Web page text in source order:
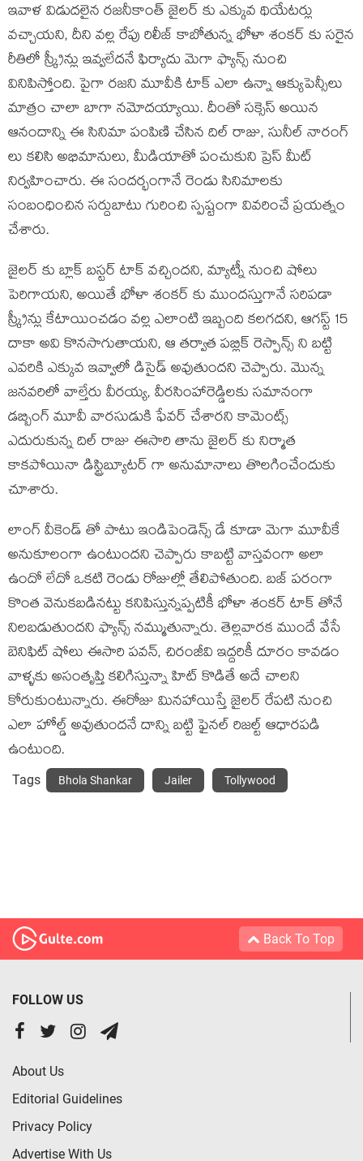
ఇవాళ విడుదలైన రజనీకాంత్ జైలర్ కు ఎక్కువ థియేటర్లు
వచ్చాయని, దీని వల్ల రేపు రిలీజ్ కాబోతున్న భోళా శంకర్ కు సరైన
రీతిలో స్క్రీన్లు ఇవ్వలేదనే ఫిర్యాదు మెగా ఫ్యాన్స్ నుంచి
వినిపిస్తోంది. పైగా రజని మూవీకి టాక్ ఎలా ఉన్నా ఆక్యుపెన్సీలు
మాత్రం చాలా బాగా నమోదయ్యాయి. దీంతో సక్సెస్ అయిన
ఆనందాన్ని ఈ సినిమా పంపిణి చేసిన దిల్ రాజు, సునీల్ నారంగ్
లు కలిసి అభిమానులు, మీడియాతో పంచుకుని ప్రెస్ మీట్
నిర్వహించారు. ఈ సందర్భంగానే రెండు సినిమాలకు
సంబంధించిన సర్దుబాటు గురించి స్పష్టంగా వివరించే ప్రయత్నం
చేశారు.
జైలర్ కు బ్లాక్ బస్టర్ టాక్ వచ్చిందని, మ్యాట్నీ నుంచి షోలు
పెరిగాయని, అయితే భోళా శంకర్ కు ముందస్తుగానే సరిపడా
స్క్రీన్లు కేటాయించడం వల్ల ఎలాంటి ఇబ్బంది కలగదని, ఆగస్ట్ 15
దాకా అవి కొనసాగుతాయని, ఆ తర్వాత పబ్లిక్ రెస్పాన్స్ ని బట్టి
ఎవరికి ఎక్కువ ఇవ్వాలో డిసైడ్ అవుతుందని చెప్పారు. మొన్న
జనవరిలో వాల్తేరు వీరయ్య, వీరసింహారెడ్డిలకు సమానంగా
డబ్బింగ్ మూవీ వారసుడుకి ఫేవర్ చేశారని కామెంట్స్
ఎదురుకున్న దిల్ రాజు ఈసారి తాను జైలర్ కు నిర్మాత
కాకపోయినా డిస్ట్రిబ్యూటర్ గా అనుమానాలు తొలగించేందుకు
చూశారు.
లాంగ్ వీకెండ్ తో పాటు ఇండిపెండెన్స్ డే కూడా మెగా మూవీకే
అనుకూలంగా ఉంటుందని చెప్పారు కాబట్టి వాస్తవంగా అలా
ఉందో లేదో ఒకటి రెండు రోజుల్లో తేలిపోతుంది. బజ్ పరంగా
కొంత వెనుకబడినట్టు కనిపిస్తున్నప్పటికీ భోళా శంకర్ టాక్ తోనే
నిలబడుతుందని ఫ్యాన్స్ నమ్ముతున్నారు. తెల్లవారక ముందే వేసే
బెనిఫిట్ షోలు ఈసారి పవన్, చిరంజీవి ఇద్దరికీ దూరం కావడం
వాళ్ళకు అసంతృప్తి కలిగిస్తున్నా హిట్ కొడితే అదే చాలని
కోరుకుంటున్నారు. ఈరోజు మినహాయిస్తే జైలర్ రేపటి నుంచి
ఎలా హోల్డ్ అవుతుందనే దాన్ని బట్టి ఫైనల్ రిజల్ట్ ఆధారపడి
ఉంటుంది.
Tags Bhola Shankar Jailer Tollywood
Back To Top
FOLLOW US
About Us
Editorial Guidelines
Privacy Policy
Advertise With Us